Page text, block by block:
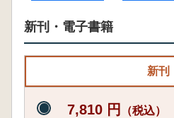
新刊・電子書籍
新刊
7,810 円 （税込）